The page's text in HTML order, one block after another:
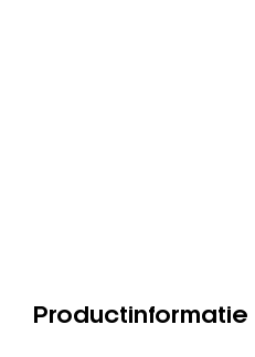
Productinformatie